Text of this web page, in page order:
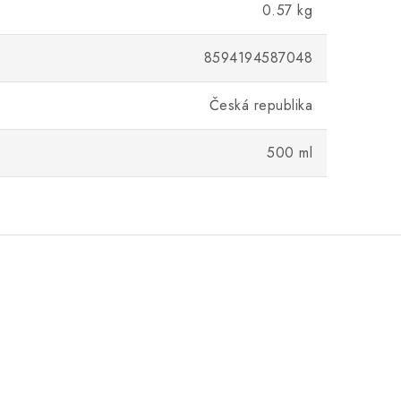
0.57 kg
8594194587048
Česká republika
500 ml